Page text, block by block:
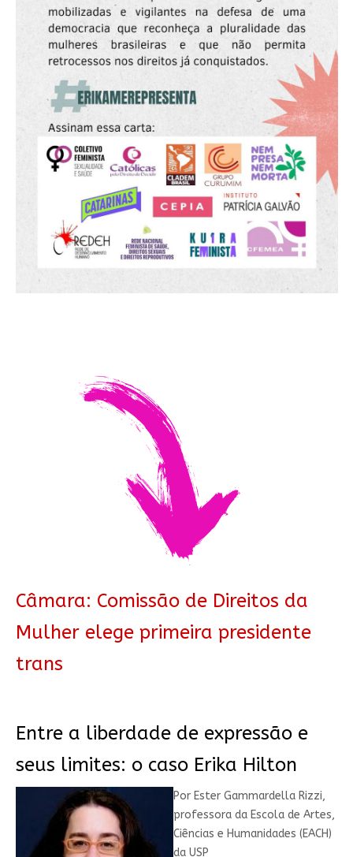
Câmara: Comissão de Direitos da
Mulher elege primeira presidente
trans
Entre a liberdade de expressão e
seus limites: o caso Erika Hilton
Por Ester Gammardella Rizzi,
professora da Escola de Artes,
Ciências e Humanidades (EACH)
da USP